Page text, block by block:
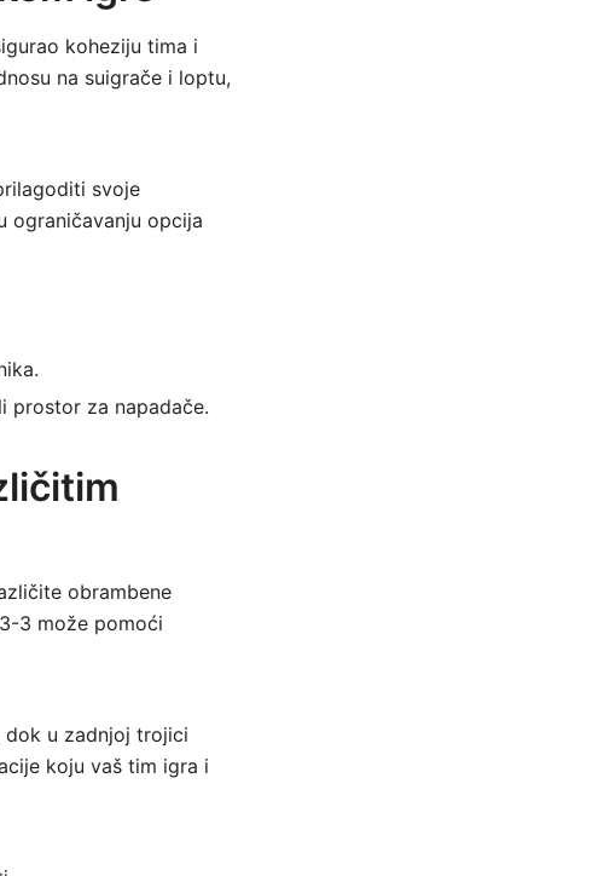
koheziju tima i
na suigrače i loptu,
svoje
ograničavanju opcija
prostor za napadače.
obrambene
3 može pomoći
dok u zadnjoj trojici
koju vaš tim igra i